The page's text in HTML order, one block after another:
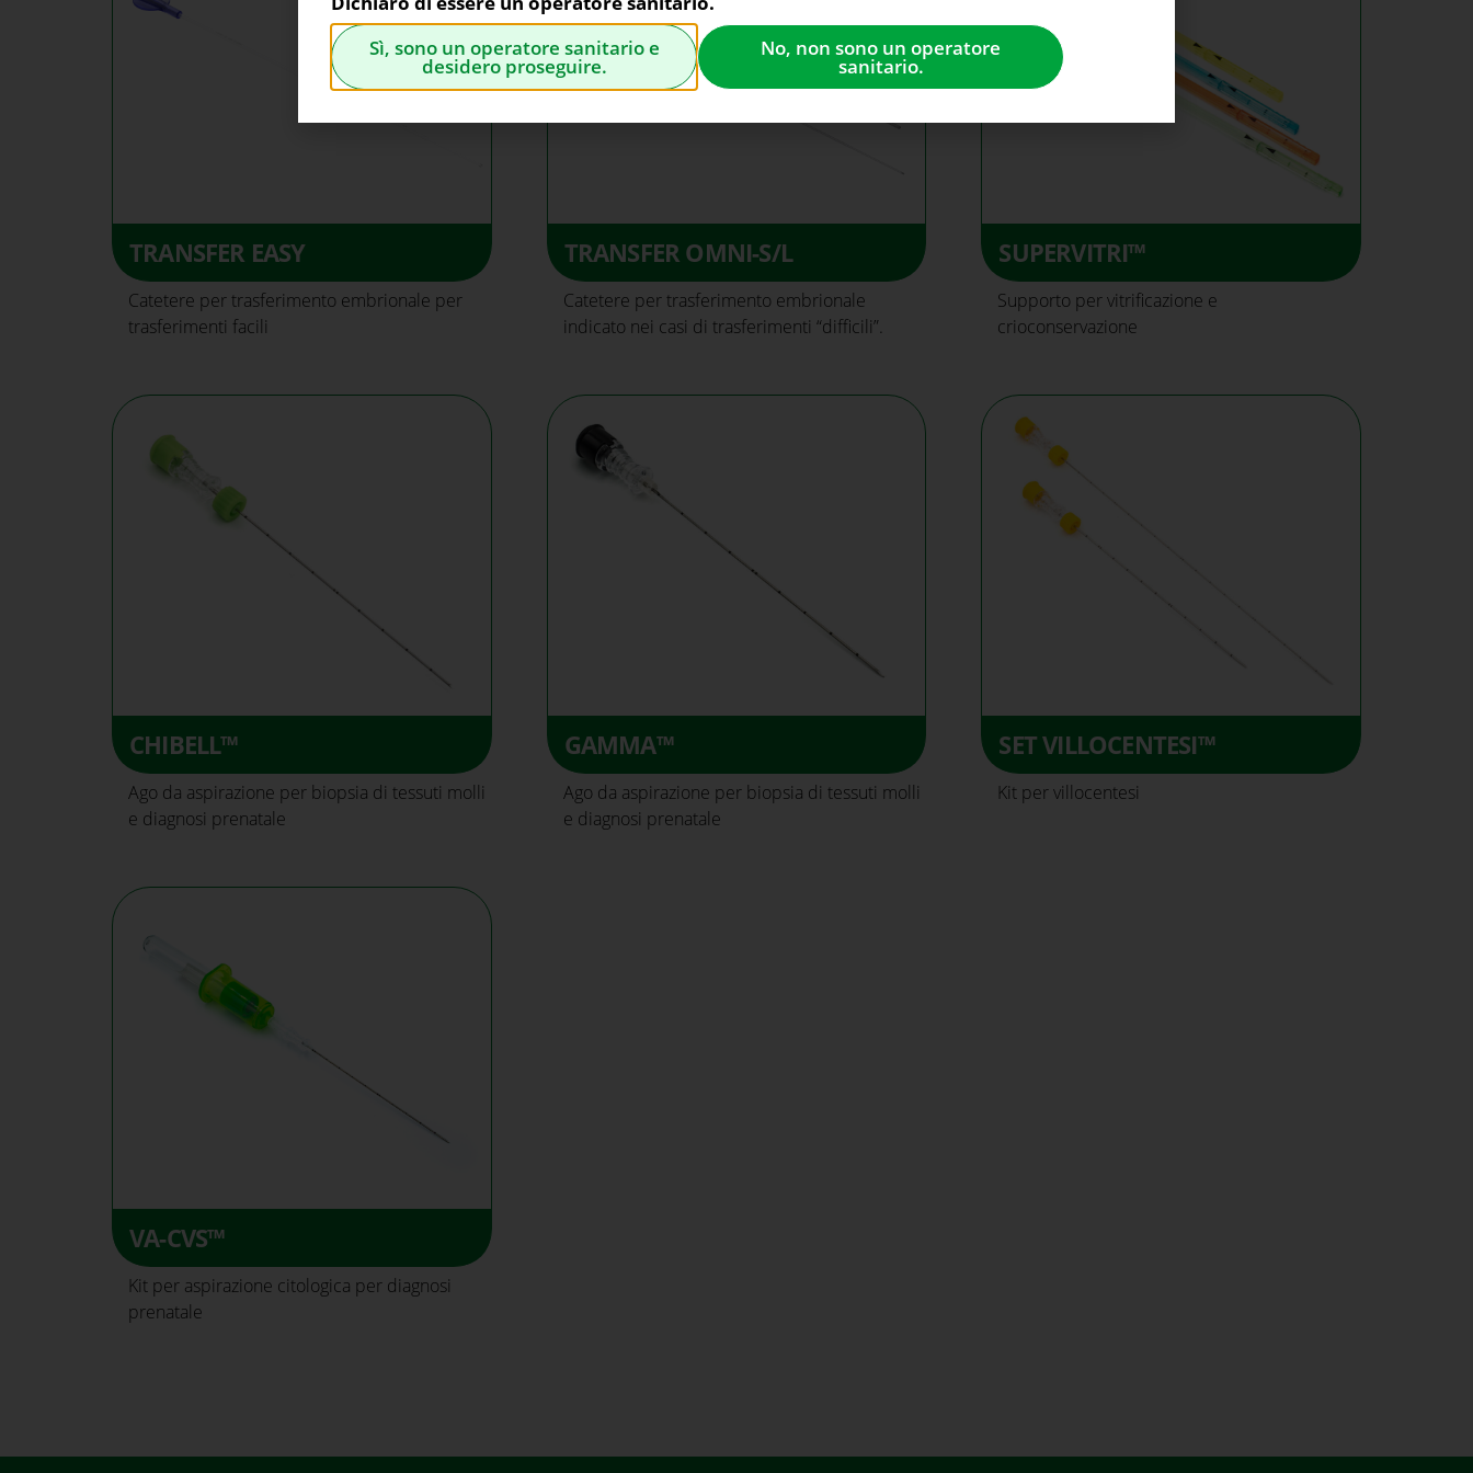
TRANSFER EASY
Catetere per trasferimento embrionale per
trasferimenti facili
TRANSFER OMNI-S/L
Catetere per trasferimento embrionale
indicato nei casi di trasferimenti “difficili”.
SUPERVITRI™
Supporto per vitrificazione e
crioconservazione
CHIBELL™
Ago da aspirazione per biopsia di tessuti molli
e diagnosi prenatale
GAMMA™
Ago da aspirazione per biopsia di tessuti molli
e diagnosi prenatale
SET VILLOCENTESI™
Kit per villocentesi
VA-CVS™
Kit per aspirazione citologica per diagnosi
prenatale
Sì, sono un operatore sanitario e
desidero proseguire.
No, non sono un operatore
sanitario.